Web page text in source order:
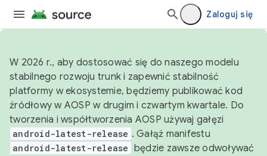
Zaloguj się
W 2026 r., aby dostosować się do naszego modelu
stabilnego rozwoju trunk i zapewnić stabilność
platformy w ekosystemie, będziemy publikować kod
źródłowy w AOSP w drugim i czwartym kwartale. Do
tworzenia i współtworzenia AOSP używaj gałęzi
android-latest-release . Gałąź manifestu
android-latest-release będzie zawsze odwoływać